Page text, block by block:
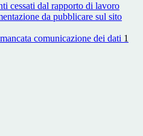
cessati dal rapporto di lavoro
da pubblicare sul sito
comunicazione dei dati 1